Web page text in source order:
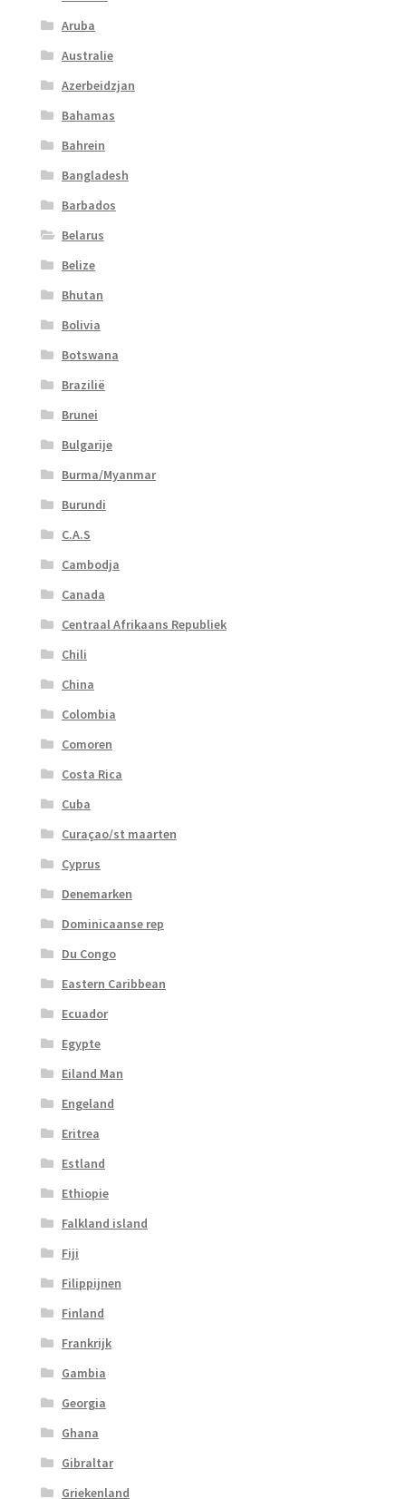
Aruba
Australie
Azerbeidzjan
Bahamas
Bahrein
Bangladesh
Barbados
Belarus
Belize
Bhutan
Bolivia
Botswana
Brazilië
Brunei
Bulgarije
Burma/Myanmar
Burundi
C.A.S
Cambodja
Canada
Centraal Afrikaans Republiek
Chili
China
Colombia
Comoren
Costa Rica
Cuba
Curaçao/st maarten
Cyprus
Denemarken
Dominicaanse rep
Du Congo
Eastern Caribbean
Ecuador
Egypte
Eiland Man
Engeland
Eritrea
Estland
Ethiopie
Falkland island
Fiji
Filippijnen
Finland
Frankrijk
Gambia
Georgia
Ghana
Gibraltar
Griekenland